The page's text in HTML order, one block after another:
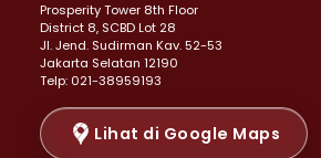
Properti Dijual di Menteng >
Properti Dijual di Senen >
Properti Dijual di Tanah Abang >
Properti Dijual di Cikini >
Properti Dijual di Kramat >
Properti Dijual di Pasar Baru >
Prosperity Tower 8th Floor
District 8, SCBD Lot 28
JI. Jend. Sudirman Kav. 52-53
Jakarta Selatan 12190
Telp: 021-38959193
Lihat di Google Maps